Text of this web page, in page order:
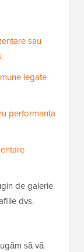
sau
legate
performanța
de galerie
dvs.
să vă